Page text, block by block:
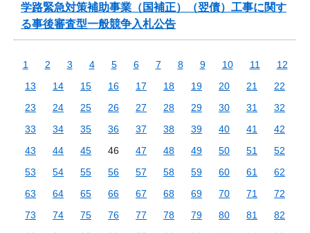
学路緊急対策補助事業（国補正）（翌債）工事に関す
る事後審査型一般競争入札公告
1 2 3 4 5 6 7 8 9 10 11
12
13
14 15 16 17 18 19 20 21
22
23
24 25 26 27 28 29 30 31
32
33
34 35 36 37 38 39 40 41
42
43
44 45 46 47 48 49 50 51
52
53
54 55 56 57 58 59 60 61
62
63
64 65 66 67 68 69 70 71
72
73
74 75 76 77 78 79 80 81
82